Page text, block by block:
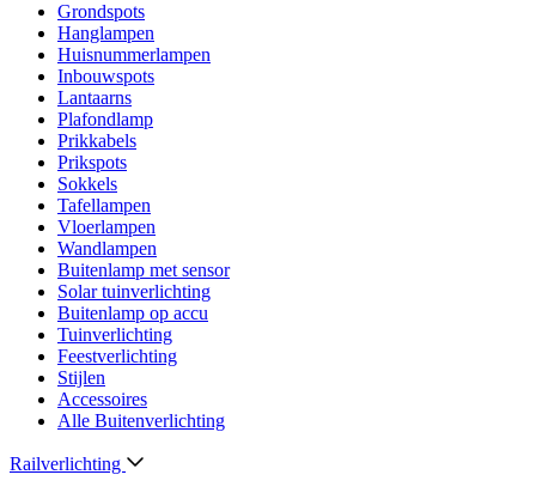
Grondspots
Hanglampen
Huisnummerlampen
Inbouwspots
Lantaarns
Plafondlamp
Prikkabels
Prikspots
Sokkels
Tafellampen
Vloerlampen
Wandlampen
Buitenlamp met sensor
Solar tuinverlichting
Buitenlamp op accu
Tuinverlichting
Feestverlichting
Stijlen
Accessoires
Alle Buitenverlichting
Railverlichting